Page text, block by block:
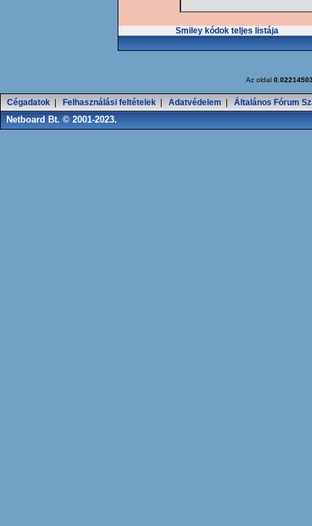
Smiley kódok teljes listája
Az oldal
Cégadatok Felhasználási feltételek Adatvédelem Általános Fórum
Netboard Bt. © 2001-2023.